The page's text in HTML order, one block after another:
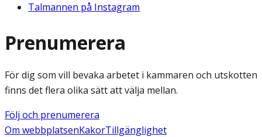
Talmannen på Instagram
Prenumerera
För dig som vill bevaka arbetet i kammaren och utskotten
finns det flera olika sätt att välja mellan.
Följ och prenumerera
Om webbplatsenKakorTillgänglighet